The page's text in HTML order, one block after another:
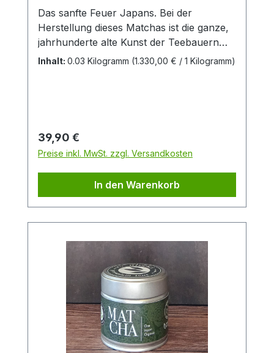
Das sanfte Feuer Japans. Bei der
Herstellung dieses Matchas ist die ganze,
jahrhunderte alte Kunst der Teebauern
gefragt und unsere japanischen
Teespezialität.Zutaten:Japan Bio-
Matcha aus kontrolliert-biologischem
Anbau
Inhalt: 0.03 Kilogramm (1.330,00 € / 1 Kilogramm)
Regulärer Preis:
39,90 €
Preise inkl. MwSt. zzgl. Versandkosten
In den Warenkorb